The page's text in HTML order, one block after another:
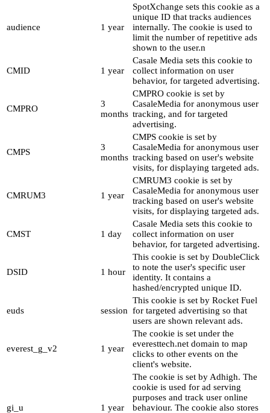
audience 1 year
SpotXchange sets this cookie as a
unique ID that tracks audiences
internally. The cookie is used to
limit the number of repetitive ads
shown to the user.n
CMID 1 year
Casale Media sets this cookie to
collect information on user
behavior, for targeted advertising.
CMPRO
3
months
CMPRO cookie is set by
CasaleMedia for anonymous user
tracking, and for targeted
advertising.
CMPS
3
months
CMPS cookie is set by
CasaleMedia for anonymous user
tracking based on user's website
visits, for displaying targeted ads.
CMRUM3 1 year
CMRUM3 cookie is set by
CasaleMedia for anonymous user
tracking based on user's website
visits, for displaying targeted ads.
CMST 1 day
Casale Media sets this cookie to
collect information on user
behavior, for targeted advertising.
DSID 1 hour
This cookie is set by DoubleClick
to note the user's specific user
identity. It contains a
hashed/encrypted unique ID.
euds session
This cookie is set by Rocket Fuel
for targeted advertising so that
users are shown relevant ads.
everest_g_v2 1 year
The cookie is set under the
everesttech.net domain to map
clicks to other events on the
client's website.
gi_u 1 year
The cookie is set by Adhigh. The
cookie is used for ad serving
purposes and track user online
behaviour. The cookie also stores